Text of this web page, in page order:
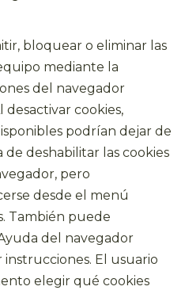
bloquear o eliminar las
mediante la
del navegador
desactivar cookies,
podrían dejar de
de deshabilitar las cookies
pero
desde el menú
También puede
del navegador
El usuario
elegir qué cookies